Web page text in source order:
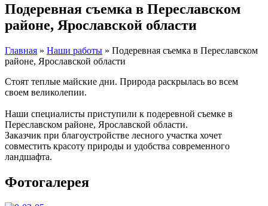
Подеревная съемка в Переславском
районе, Ярославской области
Главная » Наши работы » Подеревная съемка в Переславском
районе, Ярославской области
Стоят теплые майские дни. Природа раскрылась во всем
своем великолепии.
Наши специалисты приступили к подеревной съемке в
Переславском районе, Ярославской области.
Заказчик при благоустройстве лесного участка хочет
совместить красоту природы и удобства современного
ландшафта.
Фотогалерея